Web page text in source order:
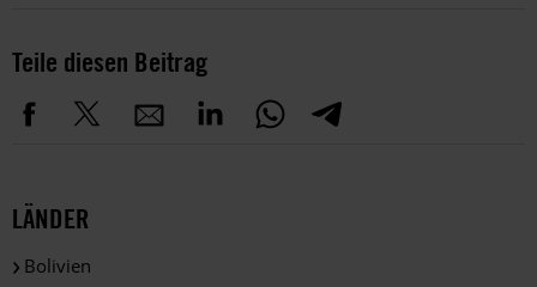
Teile diesen Beitrag
LÄNDER
Bolivien